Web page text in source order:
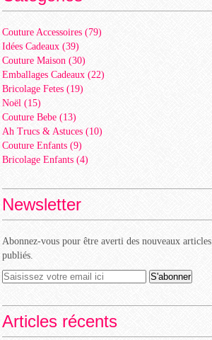
Couture Accessoires (79)
Idées Cadeaux (39)
Couture Maison (30)
Emballages Cadeaux (22)
Bricolage Fetes (19)
Noël (15)
Couture Bebe (13)
Ah Trucs & Astuces (10)
Couture Enfants (9)
Bricolage Enfants (4)
Newsletter
Abonnez-vous pour être averti des nouveaux articles
publiés.
Articles récents